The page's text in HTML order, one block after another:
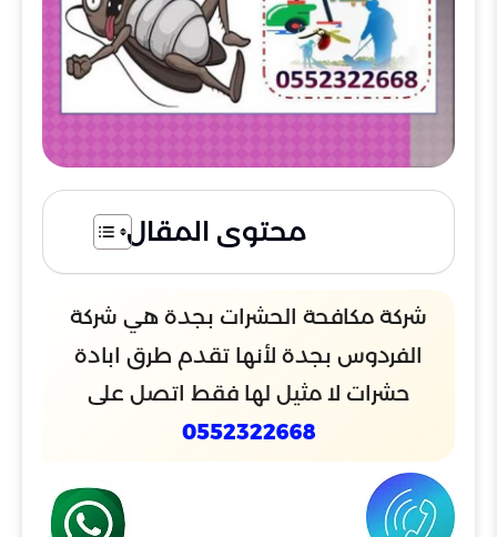
محتوى المقال
شركة مكافحة الحشرات بجدة هي شركة
الفردوس بجدة لأنها تقدم طرق ابادة
حشرات لا مثيل لها فقط اتصل على
0552322668